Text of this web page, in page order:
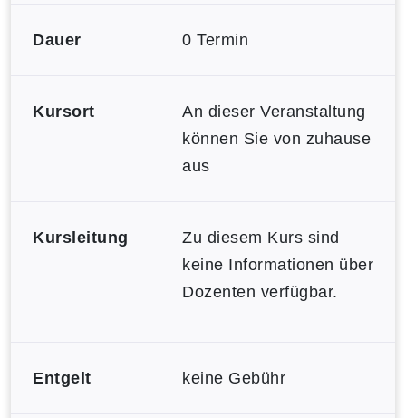
Dauer 0 Termin
Kursort
An dieser Veranstaltung
können Sie von zuhause
aus
Kursleitung
Zu diesem Kurs sind
keine Informationen über
Dozenten verfügbar.
Entgelt keine Gebühr